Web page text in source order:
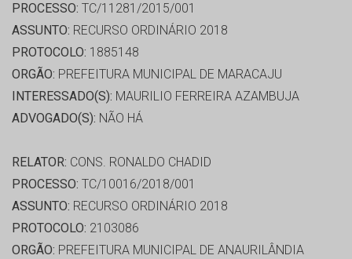
PROCESSO: TC/11281/2015/001
ASSUNTO: RECURSO ORDINÁRIO 2018
PROTOCOLO: 1885148
ORGÃO: PREFEITURA MUNICIPAL DE MARACAJU
INTERESSADO(S): MAURILIO FERREIRA AZAMBUJA
ADVOGADO(S): NÃO HÁ
RELATOR: CONS. RONALDO CHADID
PROCESSO: TC/10016/2018/001
ASSUNTO: RECURSO ORDINÁRIO 2018
PROTOCOLO: 2103086
ORGÃO: PREFEITURA MUNICIPAL DE ANAURILÂNDIA